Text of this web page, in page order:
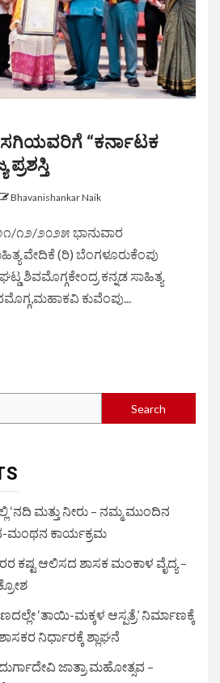
“ಕರ್ನಾಟಕ
Bhavanishankar Naik
೧೨/೨೦೨೫ ಭಾನುವಾರ
ವೇದಿಕೆ (ರಿ) ಬೆಂಗಳೂರುಕೆಂಪು
ಶಿವಮೊಗ್ಗಕೇಂದ್ರ ಕನ್ನಡ ಸಾಹಿತ್ಯ
ಕುವೆಂಪು...
Search
‘ನದಿ ಮತ್ತು ನೀರು – ನಮ್ಮ ಮುಂದಿನ
ಮಂಥನ ಕಾರ್ಯಕ್ರಮ
ಕಷ್ಟ ಆಲಿಸದ ಶಾಸಕ ಮಂಕಾಳ ವೈದ್ಯ –
‘ತಾಯಿ-ಮಕ್ಕಳ ಆಸ್ಪತ್ರೆ’ ನಿರ್ಮಾಣಕ್ಕೆ
ನಿರ್ಧಾರಕ್ಕೆ ಶ್ಲಾಘನೆ
ಜಾತ್ರಾ ಮಹೋತ್ಸವ –